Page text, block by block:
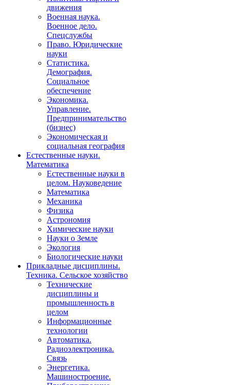
движения
Военная наука.
Военное дело.
Спецслужбы
Право. Юридические
науки
Статистика.
Демография.
Социальное
обеспечение
Экономика.
Управление.
Предпринимательство
(бизнес)
Экономическая и
социальная география
Естественные науки.
Математика
Естественные науки в
целом. Науковедение
Математика
Механика
Физика
Астрономия
Химические науки
Науки о Земле
Экология
Биологические науки
Прикладные дисциплины.
Техника. Сельское хозяйство
Технические
дисциплины и
промышленность в
целом
Информационные
технологии
Автоматика.
Радиоэлектроника.
Связь
Энергетика.
Машиностроение.